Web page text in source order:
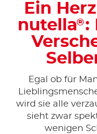
Ein
nutella® :
Egal ob für
wird sie alle
sieht zwar
wenigen